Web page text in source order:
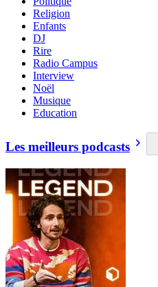
Religion
Enfants
DJ
Rire
Radio Campus
Interview
Noël
Musique
Education
Les meilleurs podcasts